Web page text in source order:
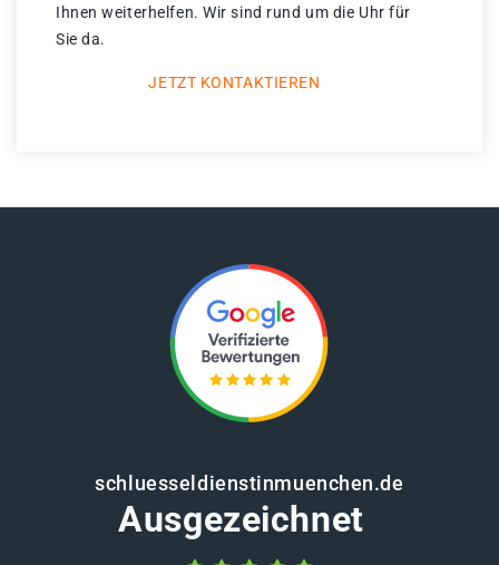
Ihnen weiterhelfen. Wir sind rund um die Uhr für
Sie da.
JETZT KONTAKTIEREN
schluesseldienstinmuenchen.de
Ausgezeichnet